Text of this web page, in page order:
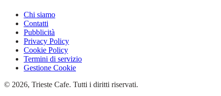
Chi siamo
Contatti
Pubblicità
Privacy Policy
Cookie Policy
Termini di servizio
Gestione Cookie
© 2026, Trieste Cafe. Tutti i diritti riservati.